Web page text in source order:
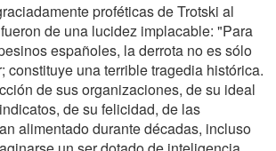
proféticas de Trotski al
de una lucidez implacable: "Para
españoles, la derrota no es sólo
constituye una terrible tragedia histórica.
de sus organizaciones, de su ideal
de su felicidad, de las
alimentado durante décadas, incluso